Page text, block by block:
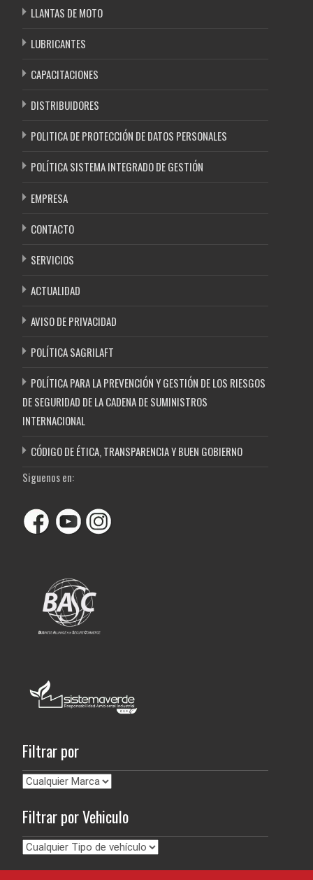
LLANTAS DE MOTO
LUBRICANTES
CAPACITACIONES
DISTRIBUIDORES
POLITICA DE PROTECCIÓN DE DATOS PERSONALES
POLÍTICA SISTEMA INTEGRADO DE GESTIÓN
EMPRESA
CONTACTO
SERVICIOS
ACTUALIDAD
AVISO DE PRIVACIDAD
POLÍTICA SAGRILAFT
POLÍTICA PARA LA PREVENCIÓN Y GESTIÓN DE LOS RIESGOS
DE SEGURIDAD DE LA CADENA DE SUMINISTROS
INTERNACIONAL
CÓDIGO DE ÉTICA, TRANSPARENCIA Y BUEN GOBIERNO
Siguenos en:
Filtrar por
Filtrar por Vehiculo